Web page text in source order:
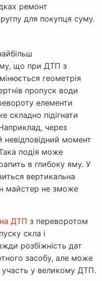
ремонт
для покупця суму.
що при ДТП з
геометрія
пропуск води
елементи
складно підігнати
через
момент
подія може
в глибоку яму. У
вертикальна
майстер не зможе
ДТП з переворотом
скла і
розбіжність дат
засобу, але може
у великому ДТП.